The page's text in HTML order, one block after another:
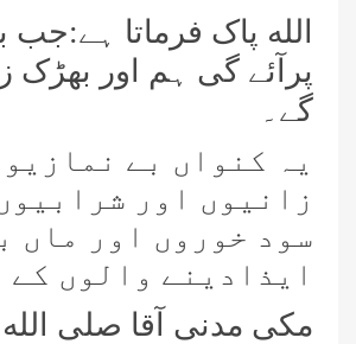
الله پاک فرماتا ہے:جب
پرآئے گی ہم اور بھڑک
گے۔
یہ کنواں بے
زانیوں اور
سود خوروں اور ماں
ایذادینے والوں کے
مکی مدنی آقا صلی الله